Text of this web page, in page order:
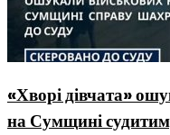
«Хворі дівчата»
на Сумщині